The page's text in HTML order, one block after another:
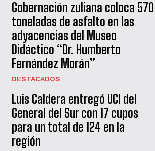
Gobernación zuliana coloca 570
toneladas de asfalto en las
adyacencias del Museo
Didáctico “Dr. Humberto
Fernández Morán”
DESTACADOS
Luis Caldera entregó UCI del
General del Sur con 17 cupos
para un total de 124 en la
región